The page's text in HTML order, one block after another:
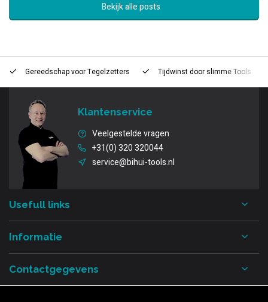
Bekijk alle posts
Gereedschap voorTegelzetters Tijdwinst door slimme Tools
Klantenservice
Veelgestelde vragen
+31(0) 320 320044
service@bihui-tools.nl
Usefull links
Informatie
Contactgegevens